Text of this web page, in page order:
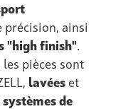
précision, ainsi
"high finish".
pièces sont
lavées et
systèmes de